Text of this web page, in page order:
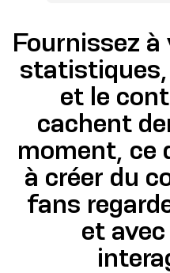
Fournissez
et le
cachent
moment, ce
à créer du
fans
et